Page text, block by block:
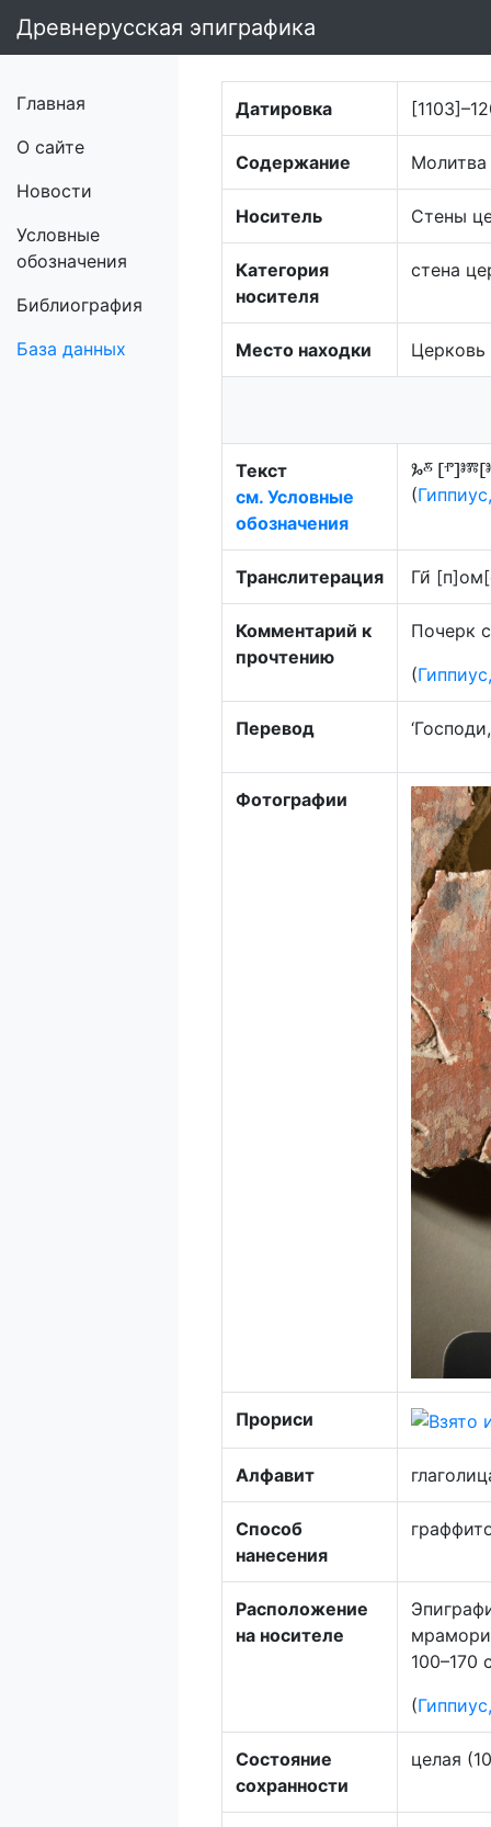
Древнерусская эпиграфика
Главная
О сайте
Новости
Условные
обозначения
Библиография
База данных
Датировка
Содержание Молитва
Носитель Стены
Категория
носителя
стена
Место находки
Текст
см. Условные
обозначения
Ⰳⰻ҃
(
Транслитерация Ги҃
Комментарий к
прочтению
Почерк
(
Перевод
Фотографии
Прориси
Алфавит
Способ
нанесения
Расположение
на носителе
100–170
(
Состояние
сохранности
целая